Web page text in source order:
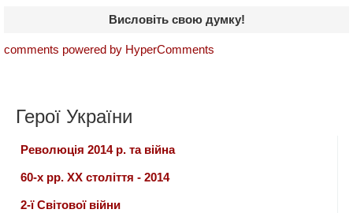
Висловіть свою думку!
comments powered by HyperComments
Герої України
Революція 2014 р. та війна
60-х рр. ХХ століття - 2014
2-ї Світової війни